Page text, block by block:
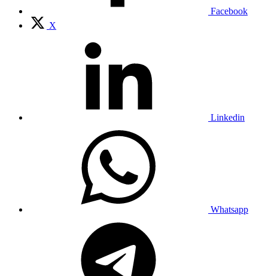
Facebook
X
Linkedin
Whatsapp